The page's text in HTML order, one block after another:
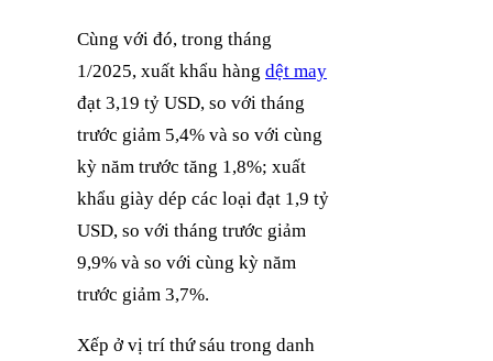
Cùng với đó, trong tháng
1/2025, xuất khẩu hàng dệt may
đạt 3,19 tỷ USD, so với tháng
trước giảm 5,4% và so với cùng
kỳ năm trước tăng 1,8%; xuất
khẩu giày dép các loại đạt 1,9 tỷ
USD, so với tháng trước giảm
9,9% và so với cùng kỳ năm
trước giảm 3,7%.
Xếp ở vị trí thứ sáu trong danh